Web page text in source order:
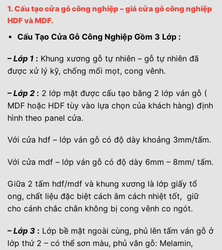
1. Cấu tạo cửa gỗ công nghiệp – giá cửa gỗ công nghiệp
HDF và MDF.
Cấu Tạo Cửa Gỗ Công Nghiệp Gồm 3 Lớp :
– Lớp 1 : Khung xương gỗ tự nhiên – gỗ tự nhiên đã
được xử lý kỹ, chống mối mọt, cong vênh.
– Lớp 2 : 2 lớp mặt được cấu tạo bằng 2 lớp ván gỗ (
MDF hoặc HDF tùy vào lựa chọn của khách hàng) định
hình theo panel cửa.
Với cửa hdf – lớp ván gỗ có độ dày khoảng 3mm/tấm.
Với cửa mdf – lớp ván gỗ có độ dày 6mm – 8mm/ tấm.
Giữa 2 tấm hdf/mdf và khung xương là lớp giấy tổ
ong, chất liệu đặc biệt cách âm cách nhiệt tốt, giữ
cho cánh chắc chắn không bị cong vênh co ngót.
– Lớp 3 : Lớp bề mặt ngoài cùng, phủ lên tấm ván gỗ ở
lớp thứ 2 – có thể sơn màu, phủ vân gỗ: Melamin,